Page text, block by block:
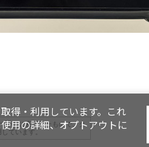
ースに変更したもので、ク
ています。
得・利用しています。これ
用の詳細、オプトアウトに